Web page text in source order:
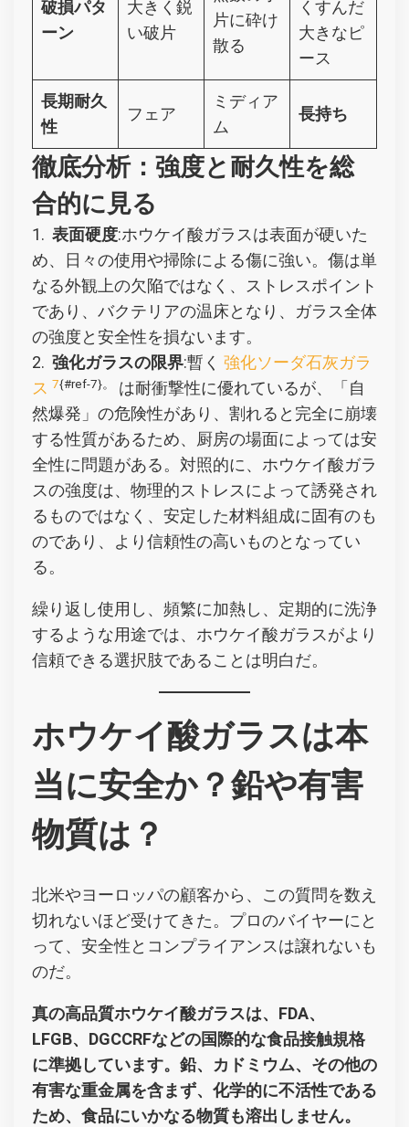
破損パタ
ーン
大きく鋭
い破片
片に砕け
散る
くすんだ
大きなピ
ース
長期耐久
性
フェア
ミディア
ム
長持ち
徹底分析：強度と耐久性を総
合的に見る
1. 表面硬度:ホウケイ酸ガラスは表面が硬いた
め、日々の使用や掃除による傷に強い。傷は単
なる外観上の欠陥ではなく、ストレスポイント
であり、バクテリアの温床となり、ガラス全体
の強度と安全性を損ないます。
2. 強化ガラスの限界:暫く 強化ソーダ石灰ガラ
ス 7{#ref-7}。
は耐衝撃性に優れているが、「自
然爆発」の危険性があり、割れると完全に崩壊
する性質があるため、厨房の場面によっては安
全性に問題がある。対照的に、ホウケイ酸ガラ
スの強度は、物理的ストレスによって誘発され
るものではなく、安定した材料組成に固有のも
のであり、より信頼性の高いものとなってい
る。
繰り返し使用し、頻繁に加熱し、定期的に洗浄
するような用途では、ホウケイ酸ガラスがより
信頼できる選択肢であることは明白だ。
ホウケイ酸ガラスは本
当に安全か？鉛や有害
物質は？
北米やヨーロッパの顧客から、この質問を数え
切れないほど受けてきた。プロのバイヤーにと
って、安全性とコンプライアンスは譲れないも
のだ。
真の高品質ホウケイ酸ガラスは、FDA、
LFGB、DGCCRFなどの国際的な食品接触規格
に準拠しています。鉛、カドミウム、その他の
有害な重金属を含まず、化学的に不活性である
ため、食品にいかなる物質も溶出しません。